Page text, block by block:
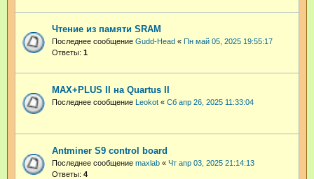
Чтение из памяти SRAM
Последнее сообщение Gudd-Head « Пн май 05, 2025 19:55:17
Ответы: 1
MAX+PLUS II на Quartus II
Последнее сообщение Leokot « Сб апр 26, 2025 11:33:04
Antminer S9 control board
Последнее сообщение maxlab « Чт апр 03, 2025 21:14:13
Ответы: 4